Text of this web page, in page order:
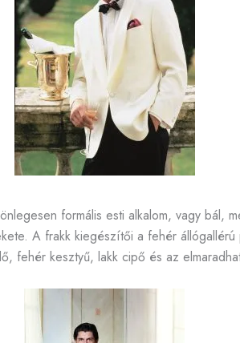
formális esti alkalom, vagy bál,
A frakk kiegészítői a fehér
fehér kesztyű, lakk cipő és az